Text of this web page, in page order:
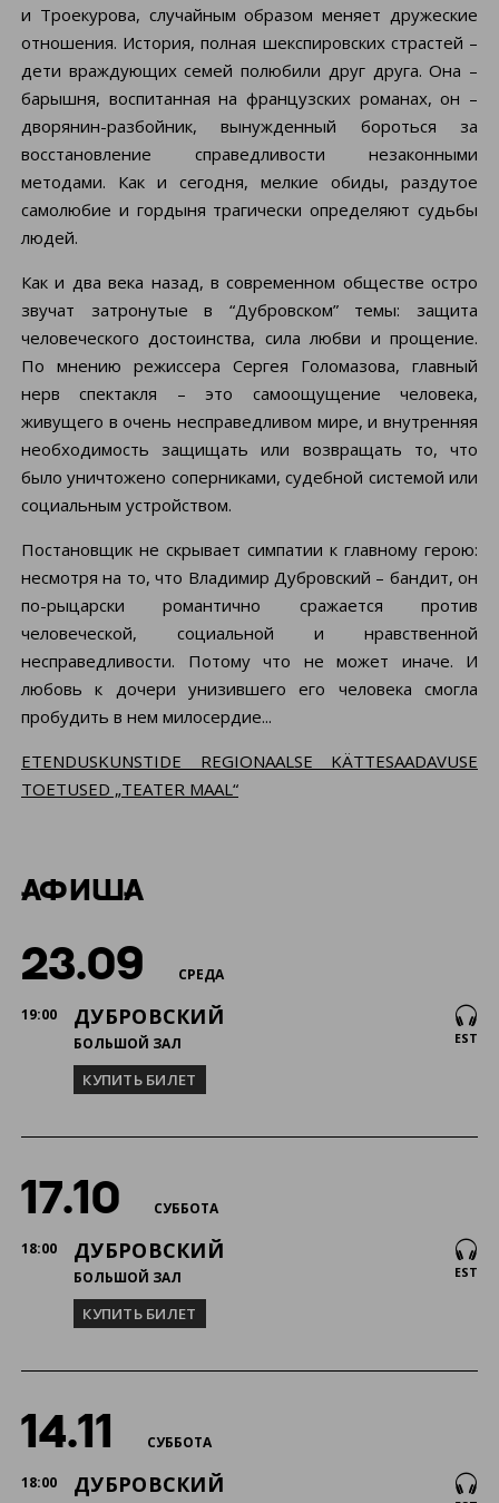
и Троекурова, случайным образом меняет дружеские
отношения. История, полная шекспировских страстей –
дети враждующих семей полюбили друг друга. Она –
барышня, воспитанная на французских романах, он –
дворянин-разбойник, вынужденный бороться за
восстановление справедливости незаконными
методами. Как и сегодня, мелкие обиды, раздутое
самолюбие и гордыня трагически определяют судьбы
людей.
Как и два века назад, в современном обществе остро
звучат затронутые в “Дубровском” темы: защита
человеческого достоинства, сила любви и прощение.
По мнению режиссера Сергея Голомазова, главный
нерв спектакля – это самоощущение человека,
живущего в очень несправедливом мире, и внутренняя
необходимость защищать или возвращать то, что
было уничтожено соперниками, судебной системой или
социальным устройством.
Постановщик не скрывает симпатии к главному герою:
несмотря на то, что Владимир Дубровский – бандит, он
по-рыцарски романтично сражается против
человеческой, социальной и нравственной
несправедливости. Потому что не может иначе. И
любовь к дочери унизившего его человека смогла
пробудить в нем милосердие...
ETENDUSKUNSTIDE REGIONAALSE KÄTTESAADAVUSE
TOETUSED „TEATER MAAL“
АФИША
23.09 СРЕДА
19:00 ДУБРОВСКИЙ
БОЛЬШОЙ ЗАЛ

EST
КУПИТЬ БИЛЕТ
17.10 СУББОТА
18:00 ДУБРОВСКИЙ
БОЛЬШОЙ ЗАЛ

EST
КУПИТЬ БИЛЕТ
14.11 СУББОТА
18:00 ДУБРОВСКИЙ 